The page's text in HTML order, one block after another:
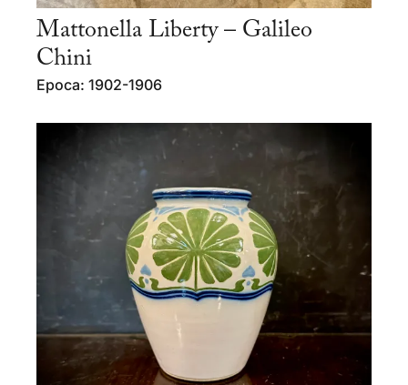
Mattonella Liberty – Galileo
Chini
Epoca: 1902-1906